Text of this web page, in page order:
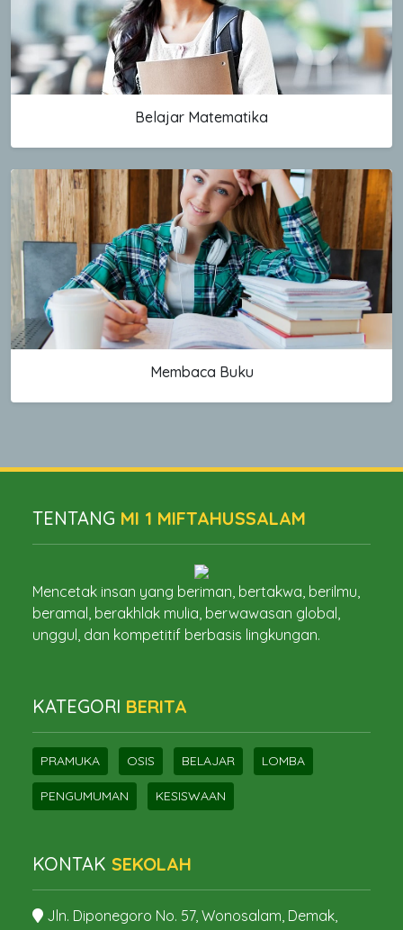
Belajar Matematika
Membaca Buku
TENTANG MI 1 MIFTAHUSSALAM
Mencetak insan yang beriman, bertakwa, berilmu,
beramal, berakhlak mulia, berwawasan global,
unggul, dan kompetitif berbasis lingkungan.
KATEGORI BERITA
PRAMUKA OSIS BELAJAR LOMBA
PENGUMUMAN KESISWAAN
KONTAK SEKOLAH
Jln. Diponegoro No. 57, Wonosalam, Demak,